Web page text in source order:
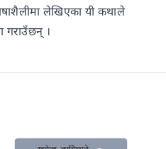
लेखिएका यी कथाले
गराउँछन् ।